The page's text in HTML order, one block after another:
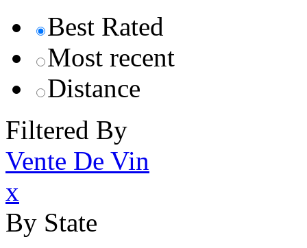
Best Rated
Most recent
Distance
Filtered By
Vente De Vin
x
By State